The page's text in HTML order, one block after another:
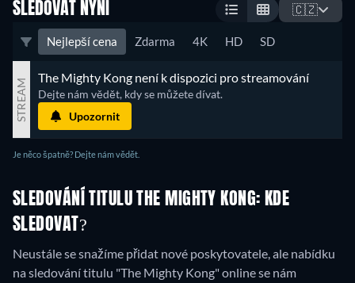
SLEDOVAT NYNÍ 🇨🇿
Nejlepší cena Zdarma 4K HD SD
STREAM The Mighty Kong není k dispozici pro streamování
Dejte nám vědět, kdy se můžete dívat.
Upozornit
Je něco špatně? Dejte nám vědět.
SLEDOVÁNÍ TITULU THE MIGHTY KONG: KDE
SLEDOVAT?
Neustále se snažíme přidat nové poskytovatele, ale nabídku
na sledování titulu "The Mighty Kong" online se nám